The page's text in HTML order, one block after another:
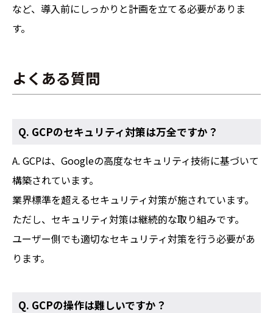
など、導入前にしっかりと計画を立てる必要がありま
す。
よくある質問
Q. GCPのセキュリティ対策は万全ですか？
A. GCPは、Googleの高度なセキュリティ技術に基づいて
構築されています。
業界標準を超えるセキュリティ対策が施されています。
ただし、セキュリティ対策は継続的な取り組みです。
ユーザー側でも適切なセキュリティ対策を行う必要があ
ります。
Q. GCPの操作は難しいですか？